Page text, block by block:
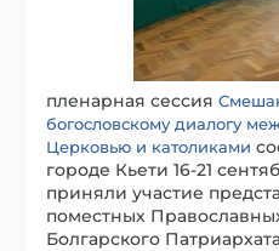
пленарная сессия
богословскому диалогу
Церковью и католиками
городе Кьети 16-21
приняли участие
поместных
Болгарского